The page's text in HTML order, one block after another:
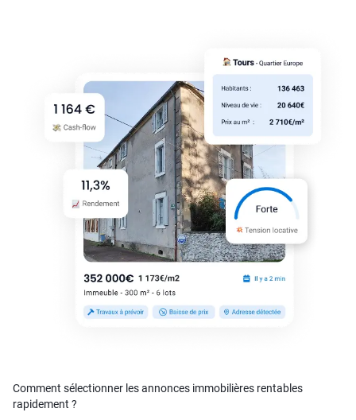
Comment sélectionner les annonces immobilières rentables
rapidement ?